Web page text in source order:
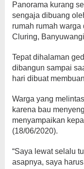
Panorama kurang
sengaja dibuang
rumah rumah
Cluring,
Tepat dihalaman
dibangun sampai
hari dibuat
Warga yang
karena bau
menyampaikan
(18/06/2020).
“Saya lewat selalu
asapnya, saya